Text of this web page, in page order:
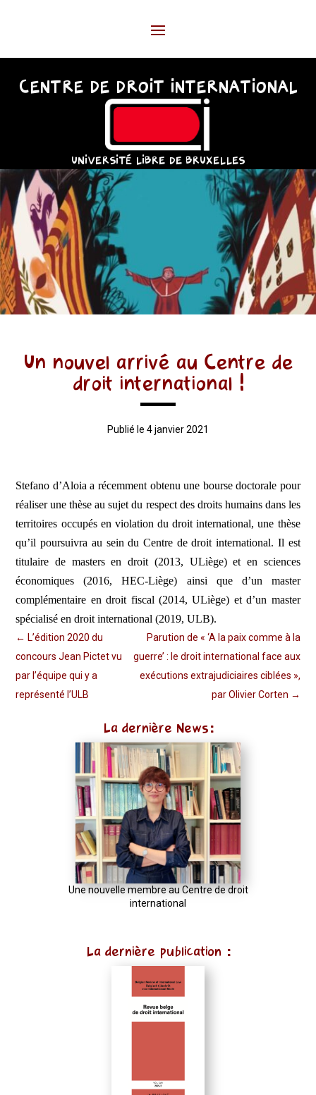
CENTRE DE DROIT INTERNATIONAL
UNIVERSITÉ LIBRE DE BRUXELLES
Un nouvel arrivé au Centre de
droit international !
Publié le 4 janvier 2021
Stefano d’Aloia a récemment obtenu une bourse doctorale pour
réaliser une thèse au sujet du respect des droits humains dans les
territoires occupés en violation du droit international, une thèse
qu’il poursuivra au sein du Centre de droit international. Il est
titulaire de masters en droit (2013, ULiège) et en sciences
économiques (2016, HEC-Liège) ainsi que d’un master
complémentaire en droit fiscal (2014, ULiège) et d’un master
spécialisé en droit international (2019, ULB).
← L’édition 2020 du
concours Jean Pictet vu
par l’équipe qui y a
représenté l’ULB
Parution de « ‘A la paix comme à la
guerre’ : le droit international face aux
exécutions extrajudiciaires ciblées »,
par Olivier Corten →
La dernière News:
Une nouvelle membre au Centre de droit
international
La dernière publication :